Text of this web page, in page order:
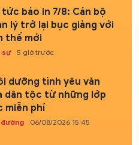
tức báo in 7/8: Cán bộ
lý trở lại bục giảng với
thế mới
sự 5 giờ trước
dưỡng tình yêu văn
dân tộc từ những lớp
miễn phí
06/08/2026 15:45